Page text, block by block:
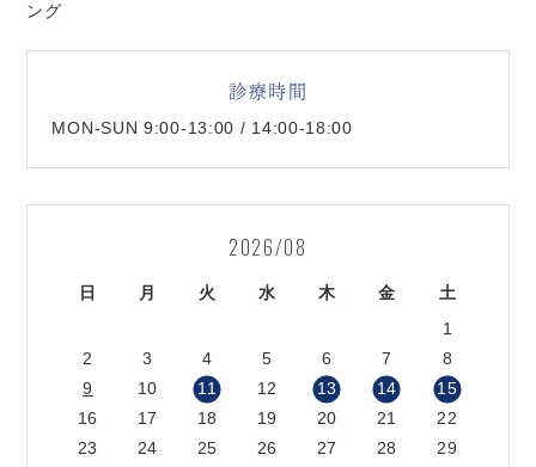
ング
診療時間
MON-SUN 9:00-13:00 / 14:00-18:00
2026/08
日 月 火 水 木 金
土
1
2
3 4 5 6 7
8
9
10 11 12 13 14
15
16
17 18 19 20 21
22
23
24 25 26 27 28
29